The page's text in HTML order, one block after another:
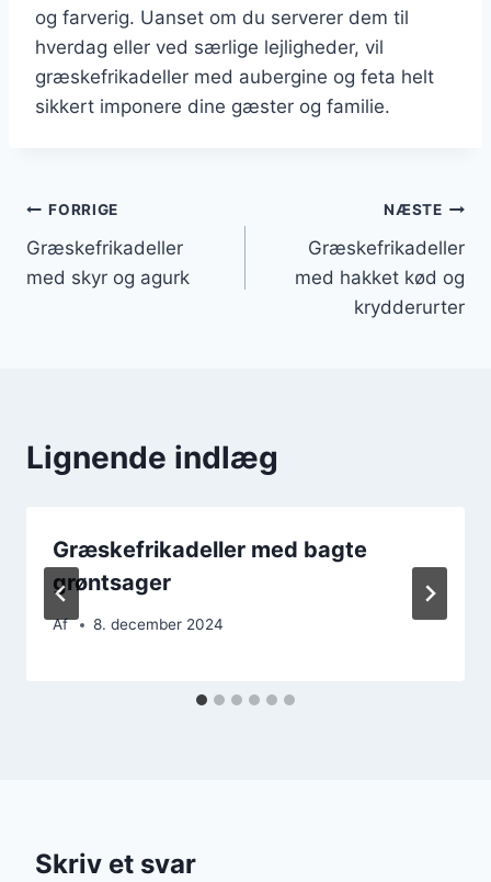
og farverig. Uanset om du serverer dem til
hverdag eller ved særlige lejligheder, vil
græskefrikadeller med aubergine og feta helt
sikkert imponere dine gæster og familie.
Indlægsnavigation
FORRIGE
Græskefrikadeller
med skyr og agurk
NÆSTE
Græskefrikadeller
med hakket kød og
krydderurter
Lignende indlæg
Græskefrikadeller med bagte
grøntsager
Af 8. december 2024
Skriv et svar